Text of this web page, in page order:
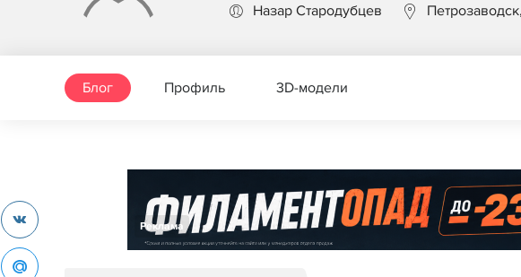
Назар Стародубцев
Блог Профиль 3D-модели
Реклама